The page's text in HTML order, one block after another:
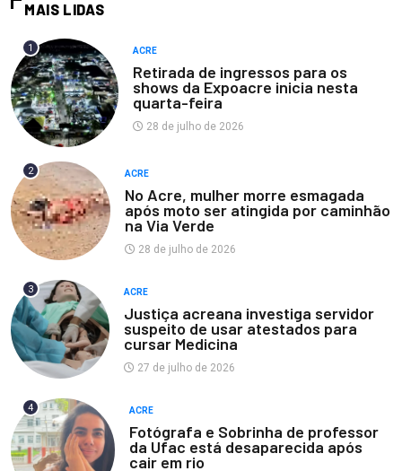
MAIS LIDAS
1 ACRE
Retirada de ingressos para os
shows da Expoacre inicia nesta
quarta-feira
28 de julho de 2026
2 ACRE
No Acre, mulher morre esmagada
após moto ser atingida por caminhão
na Via Verde
28 de julho de 2026
3 ACRE
Justiça acreana investiga servidor
suspeito de usar atestados para
cursar Medicina
27 de julho de 2026
4 ACRE
Fotógrafa e Sobrinha de professor
da Ufac está desaparecida após
cair em rio